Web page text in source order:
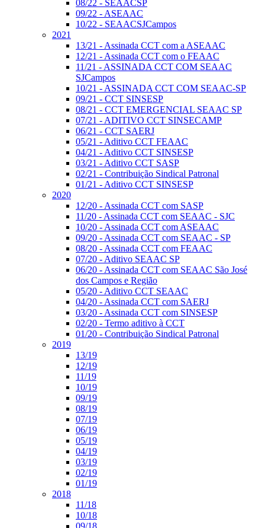
08/22 - SEAACSP
09/22 - ASEAAC
10/22 - SEAACSJCampos
2021
13/21 - Assinada CCT com a ASEAAC
12/21 - Assinada CCT com o FEAAC
11/21 - ASSINADA CCT COM SEAAC
SJCampos
10/21 - ASSINADA CCT COM SEAAC-SP
09/21 - CCT SINSESP
08/21 - CCT EMERGENCIAL SEAAC SP
07/21 - ADITIVO CCT SINSECAMP
06/21 - CCT SAERJ
05/21 - Aditivo CCT FEAAC
04/21 - Aditivo CCT SINSESP
03/21 - Aditivo CCT SASP
02/21 - Contribuição Sindical Patronal
01/21 - Aditivo CCT SINSESP
2020
12/20 - Assinada CCT com SASP
11/20 - Assinada CCT com SEAAC - SJC
10/20 - Assinada CCT com ASEAAC
09/20 - Assinada CCT com SEAAC - SP
08/20 - Assinada CCT com FEAAC
07/20 - Aditivo SEAAC SP
06/20 - Assinada CCT com SEAAC São José
dos Campos e Região
05/20 - Aditivo CCT SEAAC
04/20 - Assinada CCT com SAERJ
03/20 - Assinada CCT com SINSESP
02/20 - Termo aditivo à CCT
01/20 - Contribuição Sindical Patronal
2019
13/19
12/19
11/19
10/19
09/19
08/19
07/19
06/19
05/19
04/19
03/19
02/19
01/19
2018
11/18
10/18
09/18